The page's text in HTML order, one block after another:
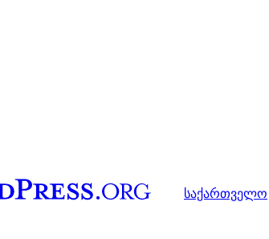
საქართველო